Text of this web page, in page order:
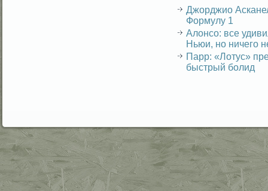
Джорджио
Формулу 1
Алонсо: все
Ньюи, но ничего
Парр: «Лотус»
быстрый болид